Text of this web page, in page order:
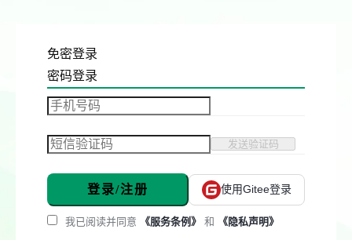
免密登录
密码登录
发送验证码
登录/注册 使用Gitee登录
我已阅读并同意 《服务条例》 和 《隐私声明》